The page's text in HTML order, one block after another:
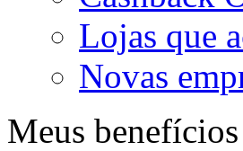
Lojas que
Novas
Meus benefícios